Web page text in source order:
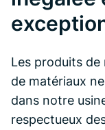
Les produits
de matériaux
dans notre
respectueux